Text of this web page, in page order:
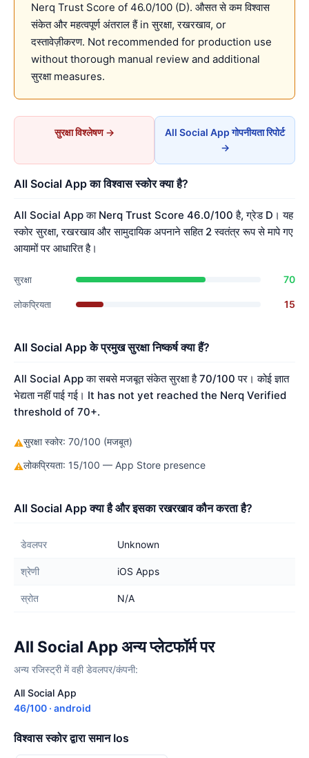
Nerq Trust Score of 46.0/100 (D). औसत से कम विश्वास
संकेत और महत्वपूर्ण अंतराल हैं in सुरक्षा, रखरखाव, or
दस्तावेज़ीकरण. Not recommended for production use
without thorough manual review and additional
सुरक्षा measures.
सुरक्षा विश्लेषण →
All Social App गोपनीयता रिपोर्ट
→
All Social App का विश्वास स्कोर क्या है?
All Social App का Nerq Trust Score 46.0/100 है, ग्रेड D। यह
स्कोर सुरक्षा, रखरखाव और सामुदायिक अपनाने सहित 2 स्वतंत्र रूप से मापे गए
आयामों पर आधारित है।
सुरक्षा 70
लोकप्रियता 15
All Social App के प्रमुख सुरक्षा निष्कर्ष क्या हैं?
All Social App का सबसे मजबूत संकेत सुरक्षा है 70/100 पर। कोई ज्ञात
भेद्यता नहीं पाई गई। It has not yet reached the Nerq Verified
threshold of 70+.
⚠सुरक्षा स्कोर: 70/100 (मजबूत)
⚠लोकप्रियता: 15/100 — App Store presence
All Social App क्या है और इसका रखरखाव कौन करता है?
डेवलपर Unknown
श्रेणी iOS Apps
स्रोत N/A
All Social App अन्य प्लेटफॉर्म पर
अन्य रजिस्ट्री में वही डेवलपर/कंपनी:
All Social App
46/100 · android
विश्वास स्कोर द्वारा समान Ios